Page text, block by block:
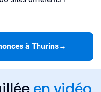
à Thurins→